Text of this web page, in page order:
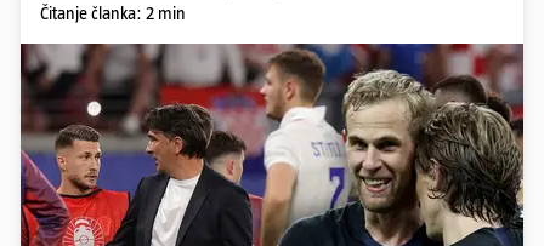
Čitanje članka: 2 min